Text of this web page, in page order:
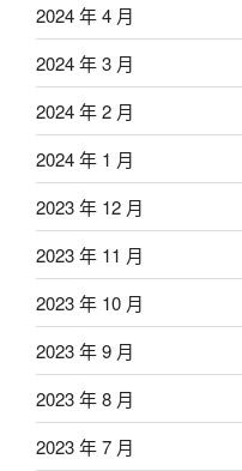
2024 年 4 月
2024 年 3 月
2024 年 2 月
2024 年 1 月
2023 年 12 月
2023 年 11 月
2023 年 10 月
2023 年 9 月
2023 年 8 月
2023 年 7 月